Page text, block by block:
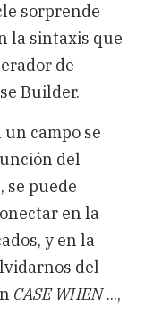
sorprende
la sintaxis que
de
Builder.
campo se
del
se puede
en la
y en la
del
CASE WHEN...,